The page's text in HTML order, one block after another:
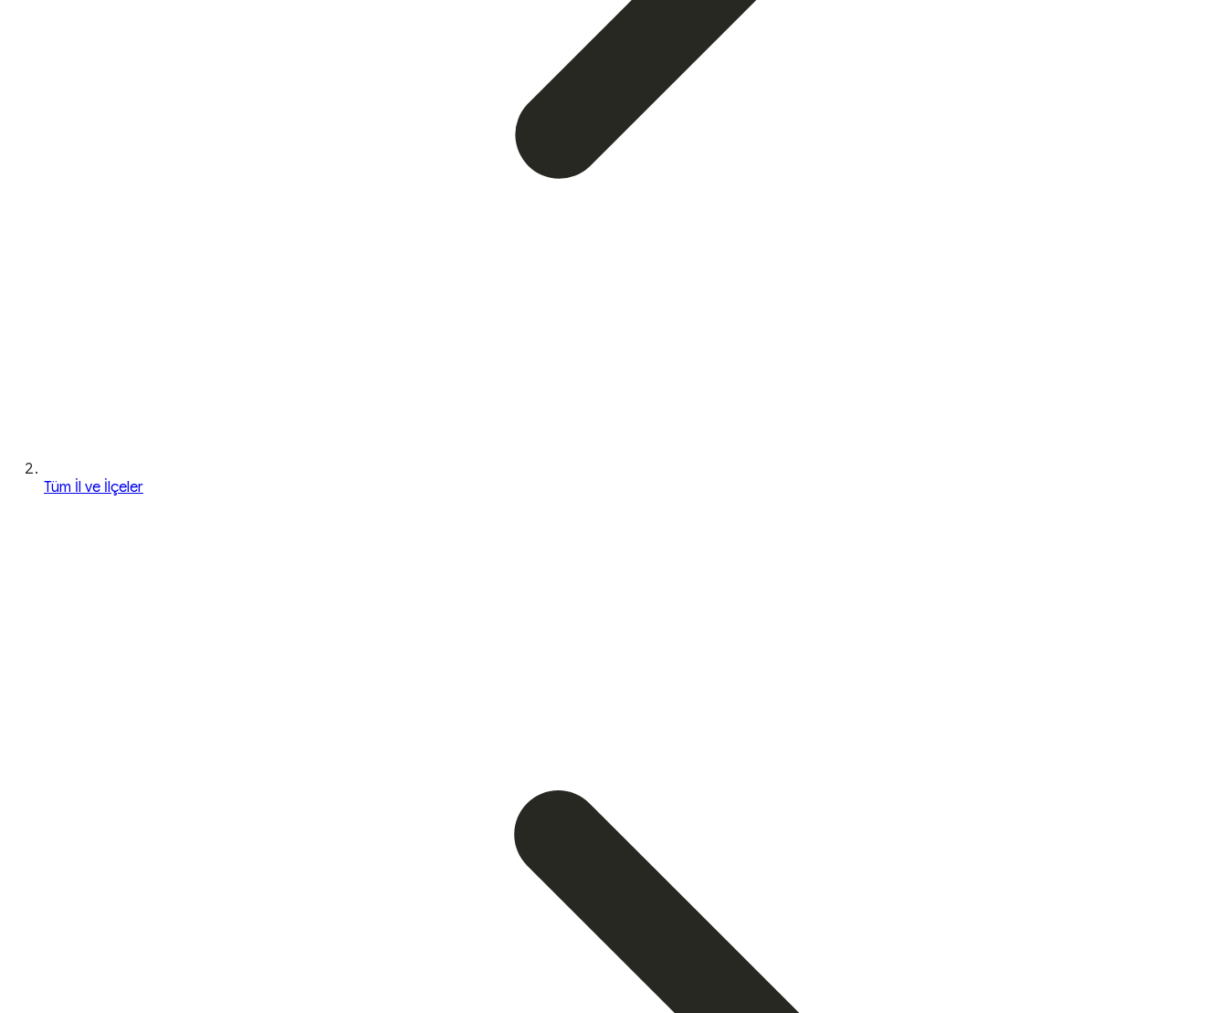
Tüm İl ve İlçeler